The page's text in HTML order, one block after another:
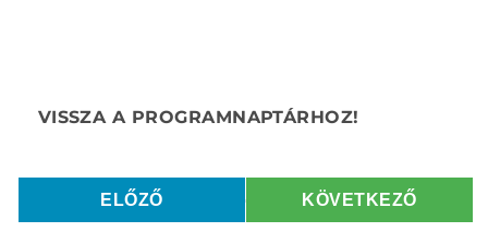
ELŐZŐ KÖVETKEZŐ